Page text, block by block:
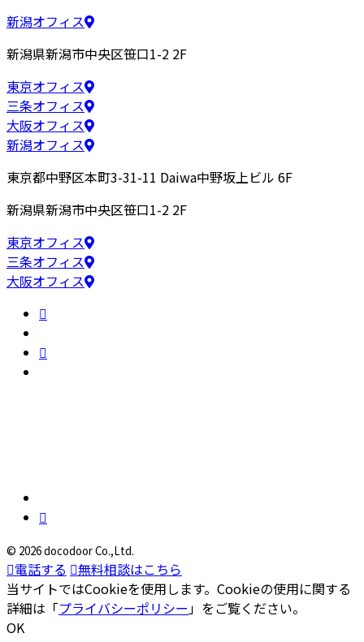
新潟オフィス
新潟県新潟市中央区笹口1-2 2F
東京オフィス
三条オフィス
大阪オフィス
新潟オフィス
東京都中野区本町3-31-11 Daiwa中野坂上ビル 6F
新潟県新潟市中央区笹口1-2 2F
東京オフィス
三条オフィス
大阪オフィス
© 2026 docodoor Co.,Ltd.
電話する
無料相談はこちら
当サイトではCookieを使用します。Cookieの使用に関する
詳細は「プライバシーポリシー」をご覧ください。
OK